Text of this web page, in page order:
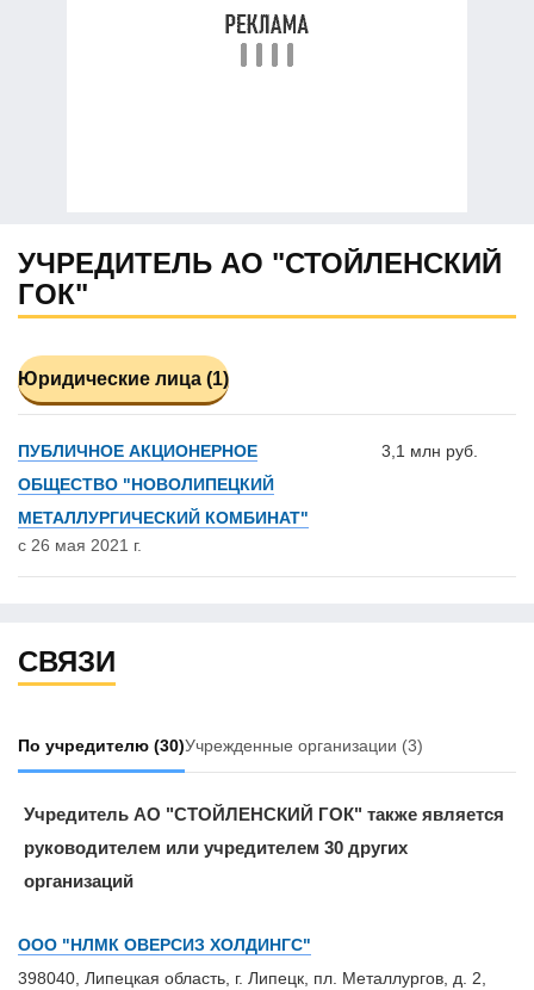
УЧРЕДИТЕЛЬ АО "СТОЙЛЕНСКИЙ
ГОК"
Юридические лица (1)
ПУБЛИЧНОЕ АКЦИОНЕРНОЕ
ОБЩЕСТВО "НОВОЛИПЕЦКИЙ
МЕТАЛЛУРГИЧЕСКИЙ КОМБИНАТ"
с 26 мая 2021 г.
3,1 млн руб.
СВЯЗИ
По учредителю (30)Учрежденные организации (3)
Учредитель АО "СТОЙЛЕНСКИЙ ГОК" также является
руководителем или учредителем 30 других
организаций
ООО "НЛМК ОВЕРСИЗ ХОЛДИНГС"
398040, Липецкая область, г. Липецк, пл. Металлургов, д. 2,